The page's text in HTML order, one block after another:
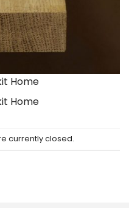
Home
Home
currently closed.